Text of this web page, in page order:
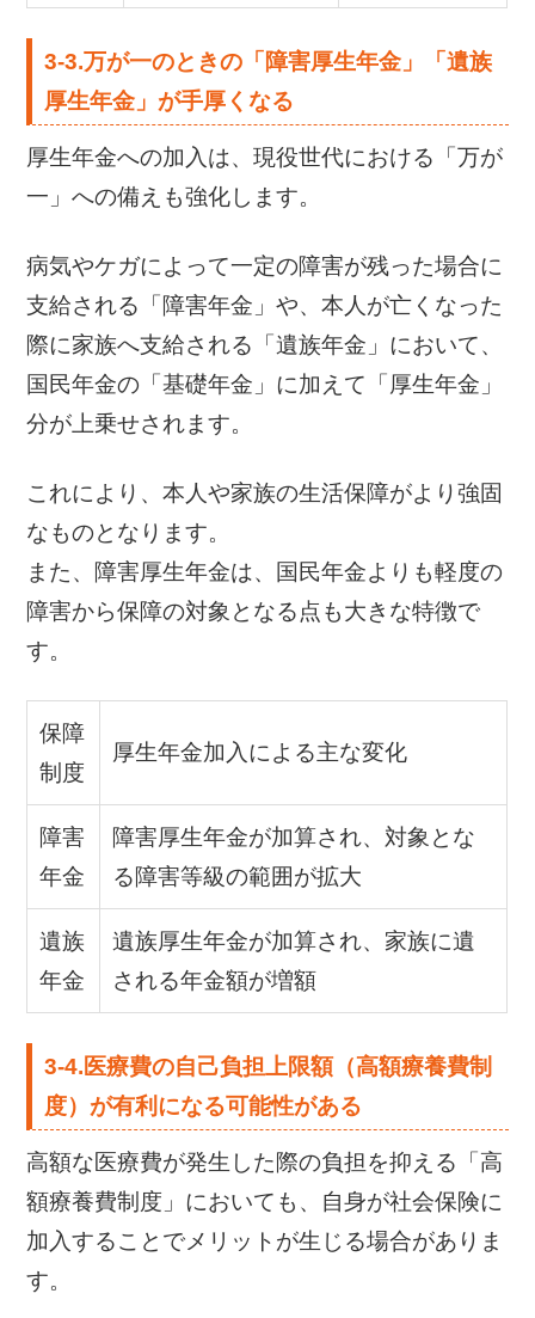
3-3.万が一のときの「障害厚生年金」「遺族
厚生年金」が手厚くなる
厚生年金への加入は、現役世代における「万が
一」への備えも強化します。
病気やケガによって一定の障害が残った場合に
支給される「障害年金」や、本人が亡くなった
際に家族へ支給される「遺族年金」において、
国民年金の「基礎年金」に加えて「厚生年金」
分が上乗せされます。
これにより、本人や家族の生活保障がより強固
なものとなります。
また、障害厚生年金は、国民年金よりも軽度の
障害から保障の対象となる点も大きな特徴で
す。
保障
制度
厚生年金加入による主な変化
障害
年金
障害厚生年金が加算され、対象とな
る障害等級の範囲が拡大
遺族
年金
遺族厚生年金が加算され、家族に遺
される年金額が増額
3-4.医療費の自己負担上限額（高額療養費制
度）が有利になる可能性がある
高額な医療費が発生した際の負担を抑える「高
額療養費制度」においても、自身が社会保険に
加入することでメリットが生じる場合がありま
す。